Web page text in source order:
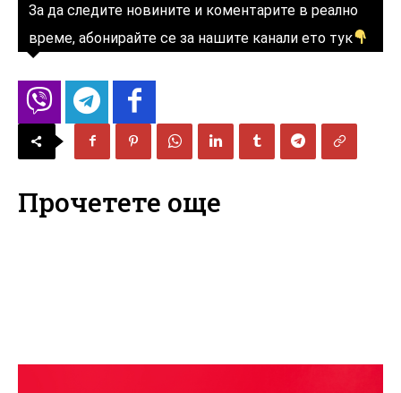
За да следите новините и коментарите в реално
време, абонирайте се за нашите канали ето тук
Прочетете още